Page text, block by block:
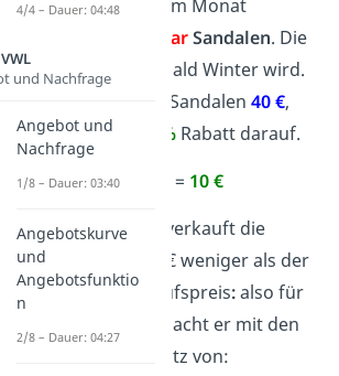
in dem Monat
50 PaarSandalen. Die
im
Sale
, weil es bald Winter wird.
Eigentlich kosten die Sandalen40 €,
aber jetzt gibt es
25 % Rabatt darauf.
0,25
= 10 €
Schuhverkäufer verkauft die
Sandalen also für 10 € weniger als der
Verkaufspreis:also für
Also macht er mit den
Sandalen einen Umsatz von:
4/4 – Dauer: 04:48
und Nachfrage
Angebot und
Nachfrage
1/8 – Dauer: 03:40
Angebotskurve
und
Angebotsfunktio
n
2/8 – Dauer: 04:27